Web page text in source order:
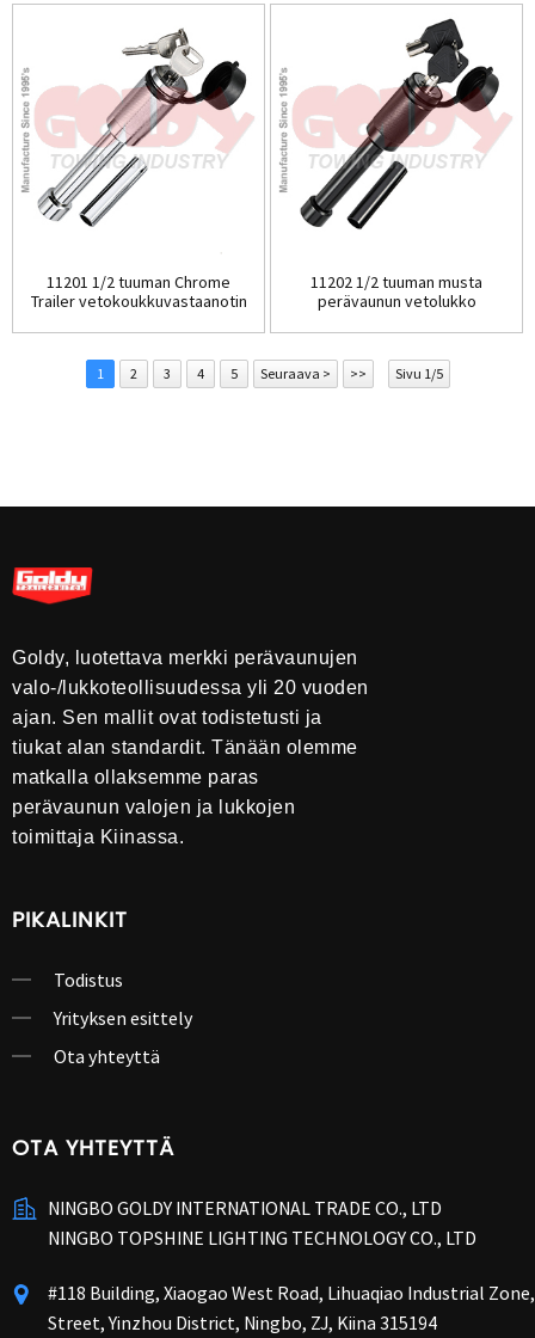
kääntyvä H...
11201 1/2 tuuman Chrome
Trailer vetokoukkuvastaanotin
11202 1/2 tuuman musta
perävaunun vetolukko
1 2 3 4 5 Seuraava > >> Sivu 1/5
Goldy, luotettava merkki perävaunujen
valo-/lukkoteollisuudessa yli 20 vuoden
ajan. Sen mallit ovat todistetusti ja
tiukat alan standardit. Tänään olemme
matkalla ollaksemme paras
perävaunun valojen ja lukkojen
toimittaja Kiinassa.
PIKALINKIT
Todistus
Yrityksen esittely
Ota yhteyttä
OTA YHTEYTTÄ
NINGBO GOLDY INTERNATIONAL TRADE CO., LTD
NINGBO TOPSHINE LIGHTING TECHNOLOGY CO., LTD
#118 Building, Xiaogao West Road, Lihuaqiao Industrial
Street, Yinzhou District, Ningbo, ZJ, Kiina 315194